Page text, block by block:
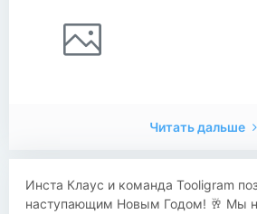
Читать дальше
Инста Клаус и команда Tooligram
наступающим Новым Годом! 🥂 Мы